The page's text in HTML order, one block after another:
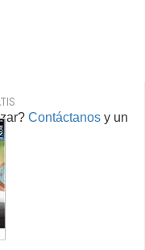
Contáctanos y un